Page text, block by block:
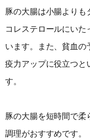
豚の大腸は小腸よりも
コレステロールにいた
います。また、貧血の
疫力アップに役立つと
す。
豚の大腸を短時間で柔
調理がおすすめです。